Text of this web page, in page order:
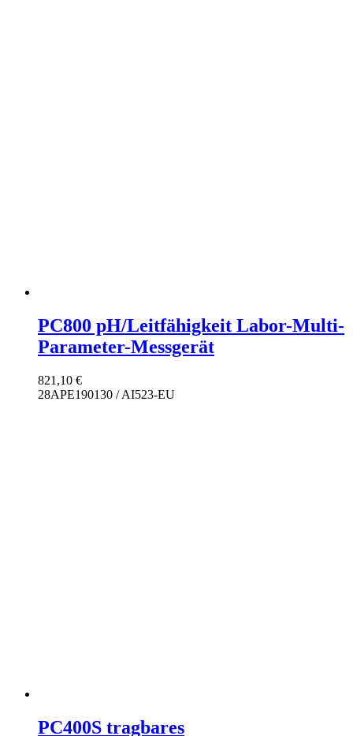
PC800 pH/Leitfähigkeit Labor-Multi-
Parameter-Messgerät
821,10 €
28APE190130 / AI523-EU
PC400S tragbares